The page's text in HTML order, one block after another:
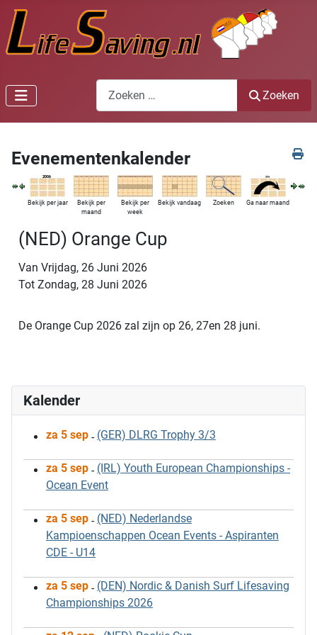
Zoeken
Zoeken
Evenementenkalender
Bekijk per jaar
Bekijk per
maand
Bekijk per
week
Bekijk vandaag Zoeken Ga naar maand
(NED) Orange Cup
Van Vrijdag, 26 Juni 2026
Tot Zondag, 28 Juni 2026
De Orange Cup 2026 zal zijn op 26, 27en 28 juni.
Kalender
za 5 sep - (GER) DLRG Trophy 3/3
za 5 sep - (IRL) Youth European Championships -
Ocean Event
za 5 sep - (NED) Nederlandse
Kampioenschappen Ocean Events - Aspiranten
CDE - U14
za 5 sep - (DEN) Nordic & Danish Surf Lifesaving
Championships 2026